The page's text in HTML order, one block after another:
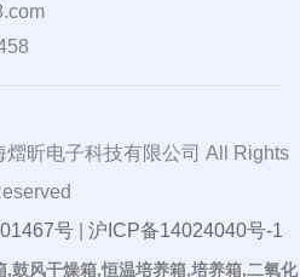
昕电子科技有限公司 All Rights
号| 沪ICP备14024040号-1
,鼓风干燥箱,恒温培养箱,培养箱,二氧化